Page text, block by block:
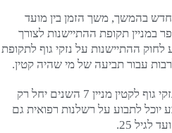
בהמשך, משך הזמן בין מועד
תקופת ההתיישנות לצורך
ההתיישנות על נזקי גוף לתקופת
כאשר רשלנות רפואית הובילה לנזקי גוף לקטין מניין 7 השנים יחל רק
התובע יוכל לתבוע על רשלנות רפואית גם
25.